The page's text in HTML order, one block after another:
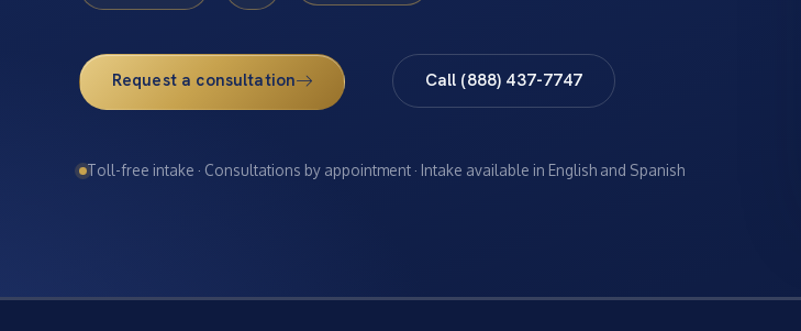
Request a consultation Call (888) 437-7747
Toll-free intake · Consultations by appointment · Intake available in English and Spanish